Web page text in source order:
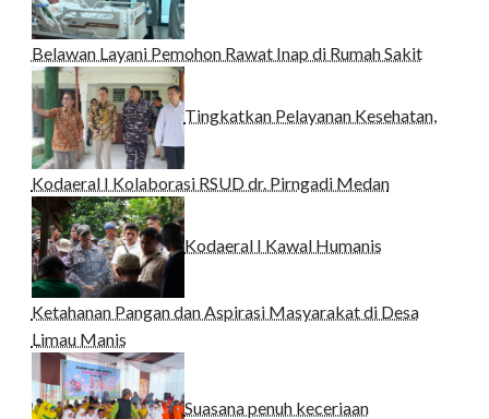
Belawan Layani Pemohon Rawat Inap di Rumah Sakit
Tingkatkan Pelayanan Kesehatan,
Kodaeral I Kolaborasi RSUD dr. Pirngadi Medan‎
Kodaeral I Kawal Humanis
Ketahanan Pangan dan Aspirasi Masyarakat di Desa
Limau Manis
Suasana penuh keceriaan